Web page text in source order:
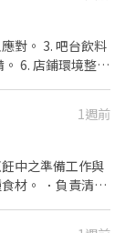
羅專門店：天
，並持續穩定發
審慎提出應徵申
格不符者則不另
果與經驗核定職
給求職
」堅持手作、
溫馨的團隊。如
加入我們，跟可
天可排班者尤
勤每小時再加5
經驗、對餐飲業
為家人』共同
集團 HUMAX
。 深耕台灣多年
品牌包含， ★義
對。 3. 吧台飲料
6. 店鋪環境整
1週前
中之準備工作與
材。 ．負責清理